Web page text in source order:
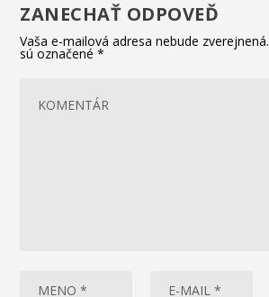
ZANECHAŤ ODPOVEĎ
Vaša e-mailová adresa nebude zverejnená.
sú označené*